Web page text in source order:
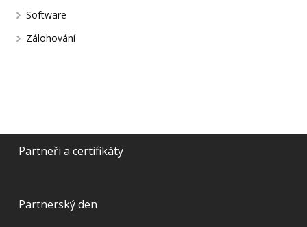
Software
Zálohování
Partneři a certifikáty
Partnerský den